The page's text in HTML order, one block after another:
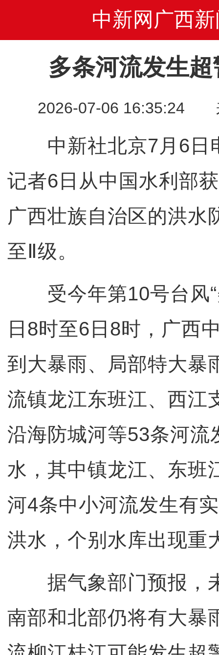
中新网广西新
多条河流发生
2026-07-06 16:35:24
中新社北京7月6日
记者6日从中国水利部
广西壮族自治区的洪水
至Ⅱ级。
受今年第10号台风“
日8时至6日8时，广西
到大暴雨、局部特大暴
流镇龙江东班江、西江
沿海防城河等53条河流
水，其中镇龙江、东班
河4条中小河流发生有
洪水，个别水库出现重
据气象部门预报，
南部和北部仍将有大暴